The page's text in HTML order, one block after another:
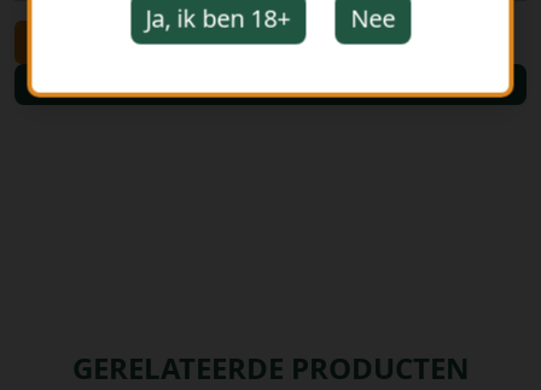
GERELATEERDE PRODUCTEN
Ja, ik ben 18+ Nee